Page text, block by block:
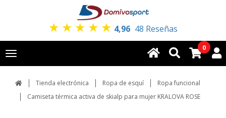
★ ★ ★ ★ ★ 4,96 48 Reseñas
Toggle
navigation
0
Tienda electrónica Ropa de esquí
Ropa funcional
Camiseta térmica activa de skialp para mujer KRALOVA ROSE